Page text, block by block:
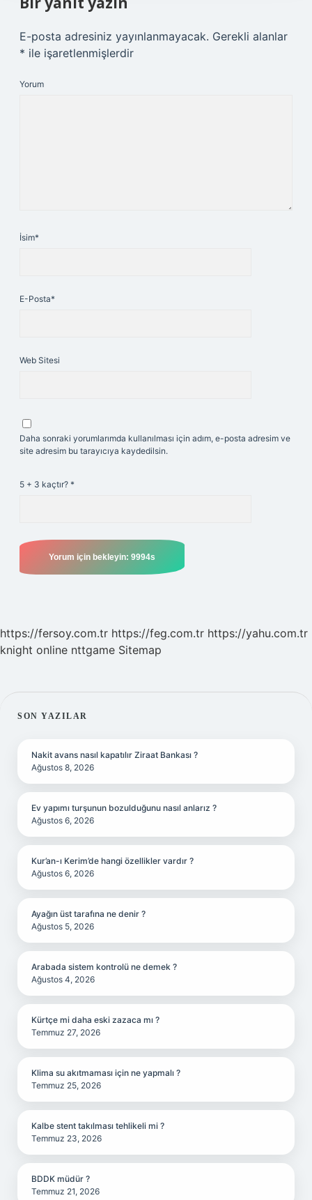
E-posta adresiniz yayınlanmayacak. Gerekli alanlar
* ile işaretlenmişlerdir
Yorum
İsim*
E-Posta*
Web Sitesi
Daha sonraki yorumlarımda kullanılması için adım, e-posta adresim ve
site adresim bu tarayıcıya kaydedilsin.
5 + 3 kaçtır? *
https://fersoy.com.tr https://feg.com.tr https://yahu.com.tr
knight online nttgame Sitemap
SIDEBAR
SON YAZILAR
Nakit avans nasıl kapatılır Ziraat Bankası ?
Ağustos 8, 2026
Ev yapımı turşunun bozulduğunu nasıl anlarız ?
Ağustos 6, 2026
Kur’an-ı Kerim’de hangi özellikler vardır ?
Ağustos 6, 2026
Ayağın üst tarafına ne denir ?
Ağustos 5, 2026
Arabada sistem kontrolü ne demek ?
Ağustos 4, 2026
Kürtçe mi daha eski zazaca mı ?
Temmuz 27, 2026
Klima su akıtmaması için ne yapmalı ?
Temmuz 25, 2026
Kalbe stent takılması tehlikeli mi ?
Temmuz 23, 2026
BDDK müdür ?
Temmuz 21, 2026